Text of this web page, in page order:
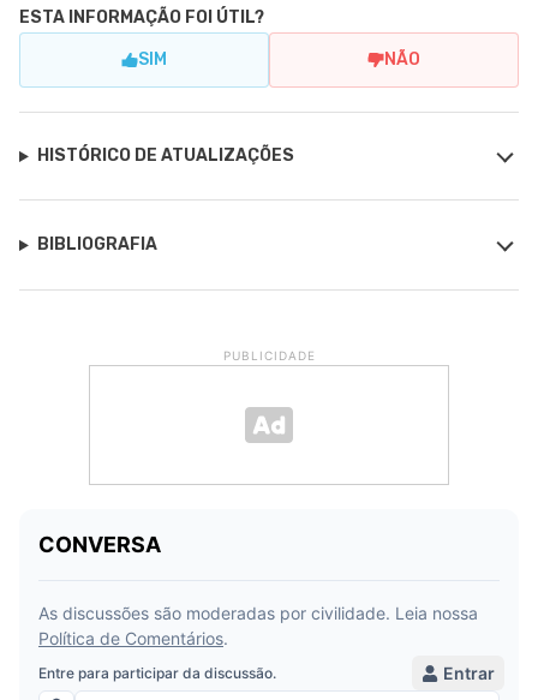
ESTA INFORMAÇÃO FOI ÚTIL?
SIM NÃO
HISTÓRICO DE ATUALIZAÇÕES
BIBLIOGRAFIA
PUBLICIDADE